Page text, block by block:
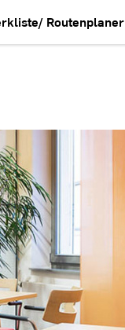
Routenplaner